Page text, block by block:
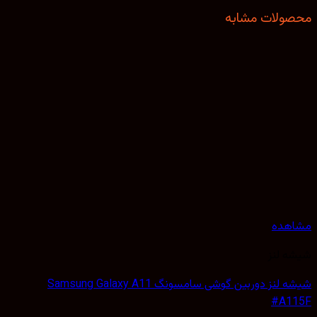
مشابه
شیشه لنز دوربین گوشی سامسونگ Samsung Galaxy A11